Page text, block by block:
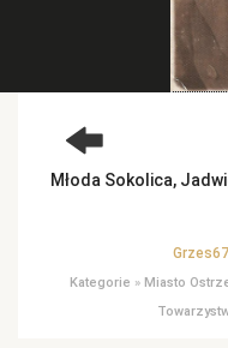
Młoda Sokolica,
Grzes67
Kategorie » Miasto